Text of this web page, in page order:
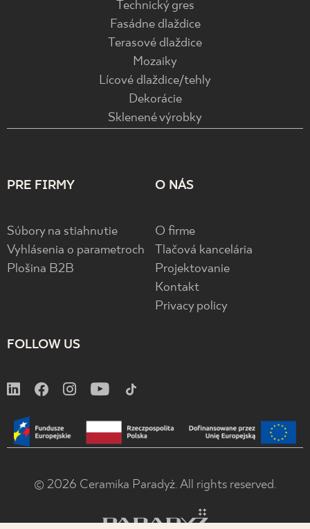
Technický gres
Fasádne dlaždice
Terasové dlaždice
Mozaiky
Lícové dlaždice/tehly
Dekorácie
Sklenené výrobky
PRE FIRMY
Súbory na stiahnutie
Vyhlásenia o parametroch
Plošina B2B
O NÁS
O firme
Tlačová kancelária
Projektovanie
Kontakt
Privacy policy
FOLLOW US
© 2026 Ceramika Paradyż. All rights reserved.